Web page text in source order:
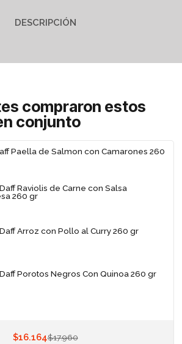
DESCRIPCIÓN
compraron estos
conjunto
Paella de Salmon con Camarones 260
Raviolis de Carne con Salsa
260 gr
Arroz con Pollo al Curry 260 gr
Porotos Negros Con Quinoa 260 gr
$16.164$17.960